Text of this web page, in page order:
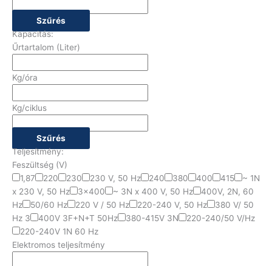
Szűrés
Kapacitás:
Űrtartalom (Liter)
Kg/óra
Kg/ciklus
Szűrés
Teljesítmény:
Feszültség (V)
1,87
220 230 230 V, 50 Hz 240 380 400 415
~ 1N
x 230 V, 50 Hz
3x400 ~ 3N x 400 V, 50 Hz
400V, 2N, 60
Hz
50/60 Hz 220 V / 50 Hz 220-240 V, 50 Hz
380 V/ 50
Hz 3
400V 3F+N+T 50Hz 380-415V 3N
220-240/50 V/Hz
220-240V 1N 60 Hz
Elektromos teljesítmény